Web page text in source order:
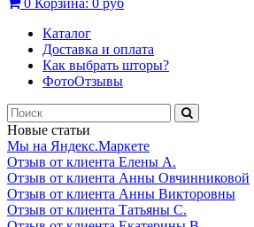
0 Корзина: 0 руб
Каталог
Доставка и оплата
Как выбрать шторы?
ФотоОтзывы
Новые статьи
Мы на Яндекс.Маркете
Отзыв от клиента Елены А.
Отзыв от клиента Анны Овчинниковой
Отзыв от клиента Анны Викторовны
Отзыв от клиента Татьяны С.